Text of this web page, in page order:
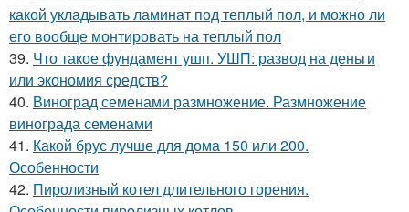
какой укладывать ламинат под теплый пол, и можно ли
его вообще монтировать на теплый пол
39. Что такое фундамент ушп. УШП: развод на деньги
или экономия средств?
40. Виноград семенами размножение. Размножение
винограда семенами
41. Какой брус лучше для дома 150 или 200.
Особенности
42. Пиролизный котел длительного горения.